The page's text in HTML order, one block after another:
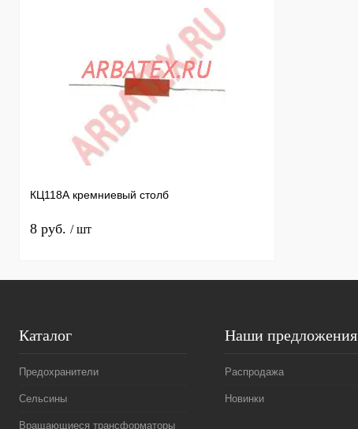
КЦ118А кремниевый столб
8 руб. / шт
Каталог
Предохранители
Сельсины
Вращающиеся трансформаторы
Наши предложения
Распродажа
Новинки